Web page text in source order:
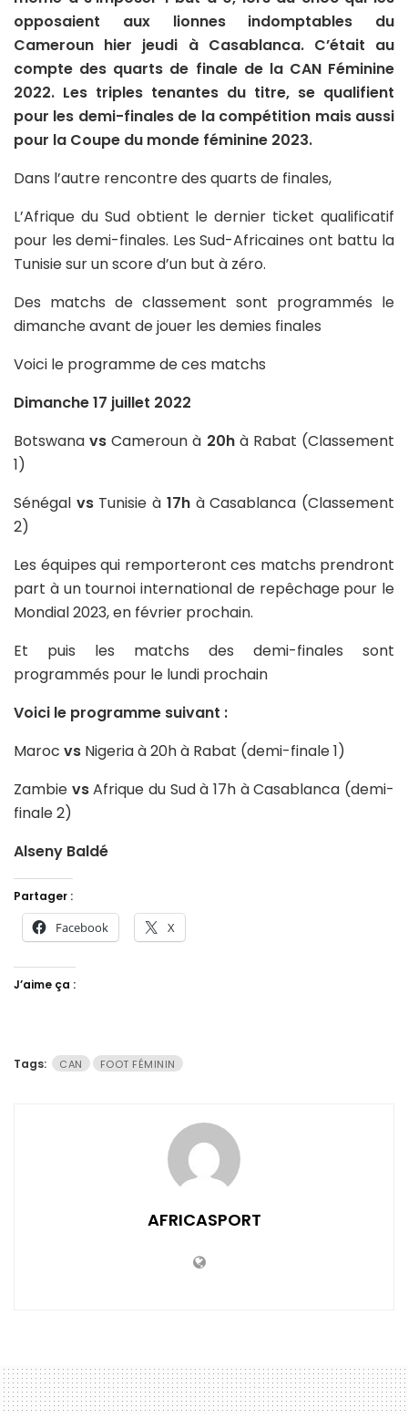
opposaient aux lionnes indomptables du
Cameroun hier jeudi à Casablanca. C’était au
compte des quarts de finale de la CAN Féminine
2022. Les triples tenantes du titre, se qualifient
pour les demi-finales de la compétition mais aussi
pour la Coupe du monde féminine 2023.
Dans l’autre rencontre des quarts de finales,
L’Afrique du Sud obtient le dernier ticket qualificatif
pour les demi-finales. Les Sud-Africaines ont battu la
Tunisie sur un score d’un but à zéro.
Des matchs de classement sont programmés le
dimanche avant de jouer les demies finales
Voici le programme de ces matchs
Dimanche 17 juillet 2022
Botswanavs Cameroun à 20hà Rabat (Classement
1)
Sénégal vsTunisie à 17hà Casablanca (Classement
2)
Les équipes qui remporteront ces matchs prendront
part à un tournoi international de repêchage pour le
Mondial 2023, en février prochain.
Et puis les matchs des demi-finales sont
programmés pour le lundi prochain
Voici le programme suivant :
Maroc vs Nigeria à 20h à Rabat (demi-finale 1)
Zambie vsAfrique du Sud à 17h à Casablanca (demi-
finale 2)
Alseny Baldé
Partager :
Facebook X
J’aime ça :
Tags: CAN FOOT FÉMININ
AFRICASPORT